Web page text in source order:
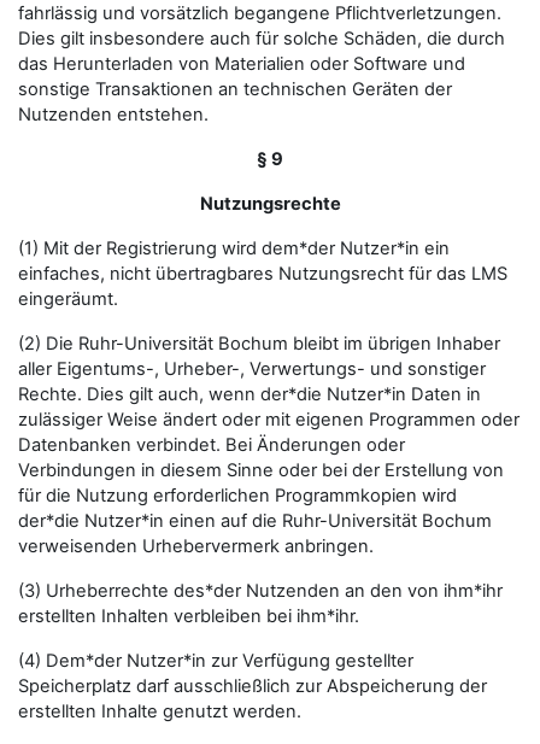
fahrlässig und vorsätzlich begangene Pflichtverletzungen.
Dies gilt insbesondere auch für solche Schäden, die durch
das Herunterladen von Materialien oder Software und
sonstige Transaktionen an technischen Geräten der
Nutzenden entstehen.
§ 9
Nutzungsrechte
(1) Mit der Registrierung wird dem*der Nutzer*in ein
einfaches, nicht übertragbares Nutzungsrecht für das LMS
eingeräumt.
(2) Die Ruhr-Universität Bochum bleibt im übrigen Inhaber
aller Eigentums-, Urheber-, Verwertungs- und sonstiger
Rechte. Dies gilt auch, wenn der*die Nutzer*in Daten in
zulässiger Weise ändert oder mit eigenen Programmen oder
Datenbanken verbindet. Bei Änderungen oder
Verbindungen in diesem Sinne oder bei der Erstellung von
für die Nutzung erforderlichen Programmkopien wird
der*die Nutzer*in einen auf die Ruhr-Universität Bochum
verweisenden Urhebervermerk anbringen.
(3) Urheberrechte des*der Nutzenden an den von ihm*ihr
erstellten Inhalten verbleiben bei ihm*ihr.
(4) Dem*der Nutzer*in zur Verfügung gestellter
Speicherplatz darf ausschließlich zur Abspeicherung der
erstellten Inhalte genutzt werden.